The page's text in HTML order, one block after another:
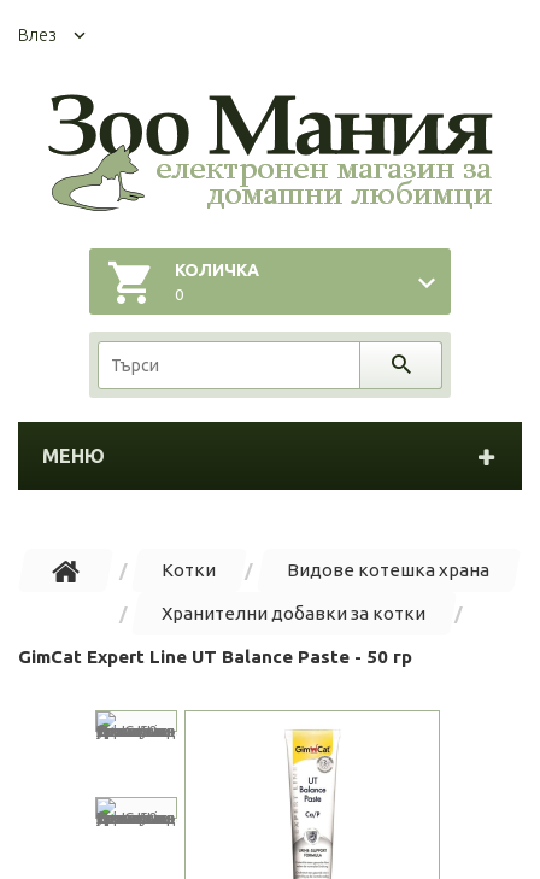
Влез
КОЛИЧКА
0
МЕНЮ
Котки Видове котешка храна
Хранителни добавки за котки
GimCat Expert Line UT Balance Paste - 50 гр